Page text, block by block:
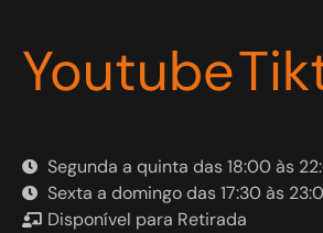
Youtube
Segunda a quinta das 18:00 às
Sexta a domingo das 17:30 às
Disponível para Retirada